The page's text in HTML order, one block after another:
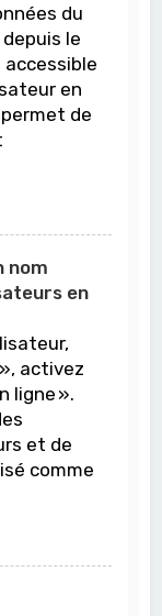
du
le
en
de
nom
en
activez
ligne ».
et de
comme